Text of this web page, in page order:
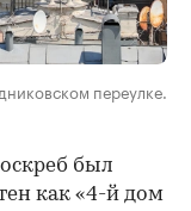
переулке.
был
как «4-й дом